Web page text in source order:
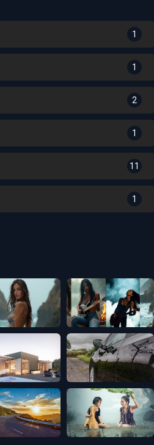
1
1
2
1
11
1